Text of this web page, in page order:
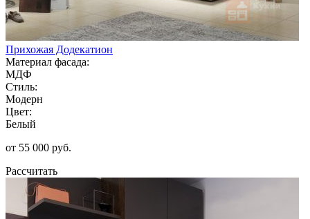
Прихожая Додекатион
Материал фасада:
МДФ
Стиль:
Модерн
Цвет:
Белый
от 55 000 руб.
Рассчитать